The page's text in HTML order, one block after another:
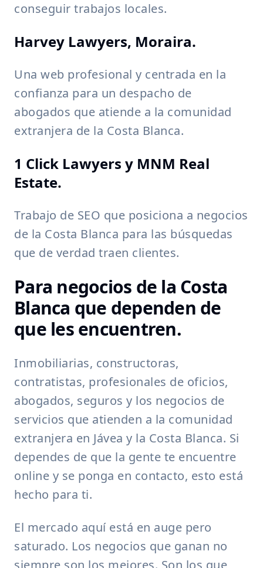
conseguir trabajos locales.
Harvey Lawyers, Moraira.
Una web profesional y centrada en la
confianza para un despacho de
abogados que atiende a la comunidad
extranjera de la Costa Blanca.
1 Click Lawyers y MNM Real
Estate.
Trabajo de SEO que posiciona a negocios
de la Costa Blanca para las búsquedas
que de verdad traen clientes.
Para negocios de la Costa
Blanca que dependen de
que les encuentren.
Inmobiliarias, constructoras,
contratistas, profesionales de oficios,
abogados, seguros y los negocios de
servicios que atienden a la comunidad
extranjera en Jávea y la Costa Blanca. Si
dependes de que la gente te encuentre
online y se ponga en contacto, esto está
hecho para ti.
El mercado aquí está en auge pero
saturado. Los negocios que ganan no
siempre son los mejores. Son los que